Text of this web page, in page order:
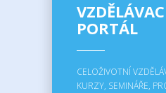
PORTÁL
CELOŽIVOTNÍ
KURZY, SEMINÁŘE,